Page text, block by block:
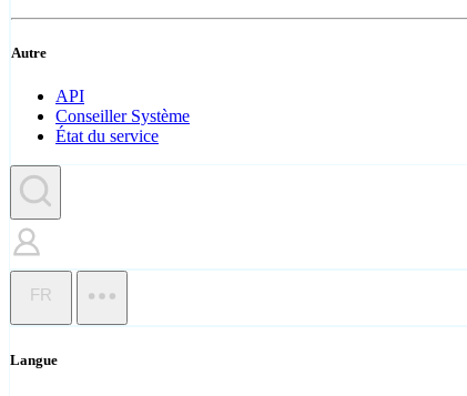
Autre
API
Conseiller Système
État du service
FR
Langue